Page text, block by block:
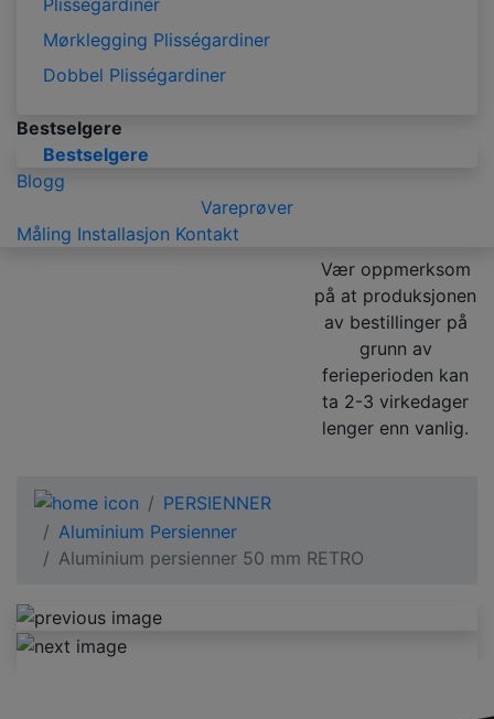
Mørklegging Plisségardiner
Dobbel Plisségardiner
Bestselgere
Bestselgere
Blogg
Vareprøver
Måling Installasjon Kontakt
Vær oppmerksom
på at produksjonen
av bestillinger på
grunn av
ferieperioden kan
ta 2-3 virkedager
lenger enn vanlig.
PERSIENNER
Aluminium Persienner
Aluminium persienner 50 mm RETRO